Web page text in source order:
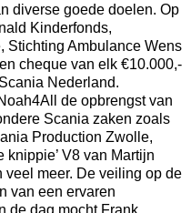
diverse goede doelen. Op
Kinderfonds,
Stichting Ambulance Wens
cheque van elk €10.000,-
Nederland.
de opbrengst van
Scania zaken zoals
Production Zwolle,
knippie’ V8 van Martijn
meer. De veiling op de
van een ervaren
de dag mocht Frank